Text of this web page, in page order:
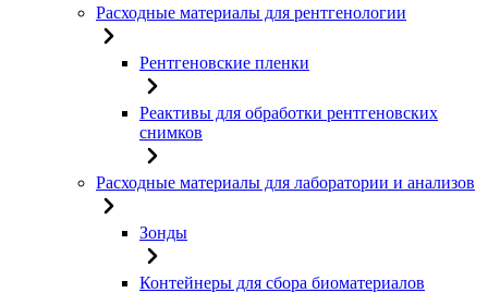
Расходные материалы для рентгенологии
Рентгеновские пленки
Реактивы для обработки рентгеновских
снимков
Расходные материалы для лаборатории и анализов
Зонды
Контейнеры для сбора биоматериалов